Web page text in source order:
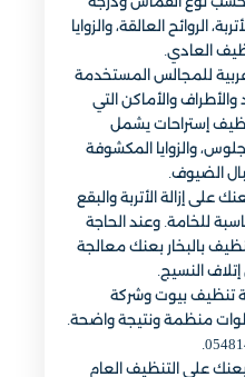
الروائح العالقة، والزوايا
العادي.
للمجالس المستخدمة
والأماكن التي
إستراحات يشمل
والزوايا المكشوفة
الضيوف.
إزالة الأتربة والبقع
للخامة. وعند الحاجة
بالبخار بعنك معالجة
النسيج.
تنظيف بيوت وشركة
منظمة ونتيجة واضحة.
على التنظيف العام